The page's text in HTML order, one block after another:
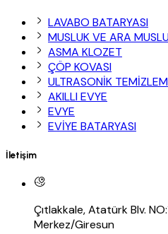
LAVABO BATARYASI
MUSLUK VE ARA
ASMA KLOZET
ÇÖP KOVASI
ULTRASONİK
AKILLI EVYE
EVYE
EVİYE BATARYASI
İletişim
Çıtlakkale, Atatürk Blv.
Merkez/Giresun